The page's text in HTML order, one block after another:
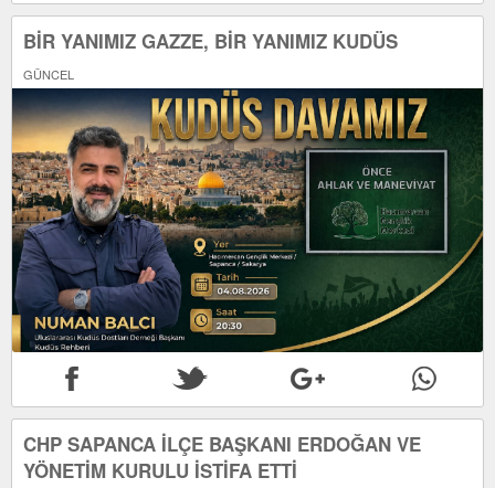
BİR YANIMIZ GAZZE, BİR YANIMIZ KUDÜS
GÜNCEL
CHP SAPANCA İLÇE BAŞKANI ERDOĞAN VE
YÖNETİM KURULU İSTİFA ETTİ